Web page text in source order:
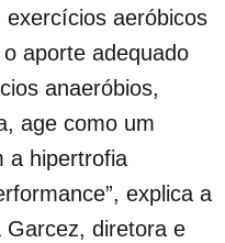
exercícios aeróbicos
aporte adequado
anaeróbios,
age como um
a hipertrofia
explica a
Garcez, diretora e